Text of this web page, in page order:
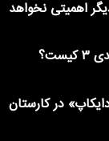
اهمیتی نخواهد